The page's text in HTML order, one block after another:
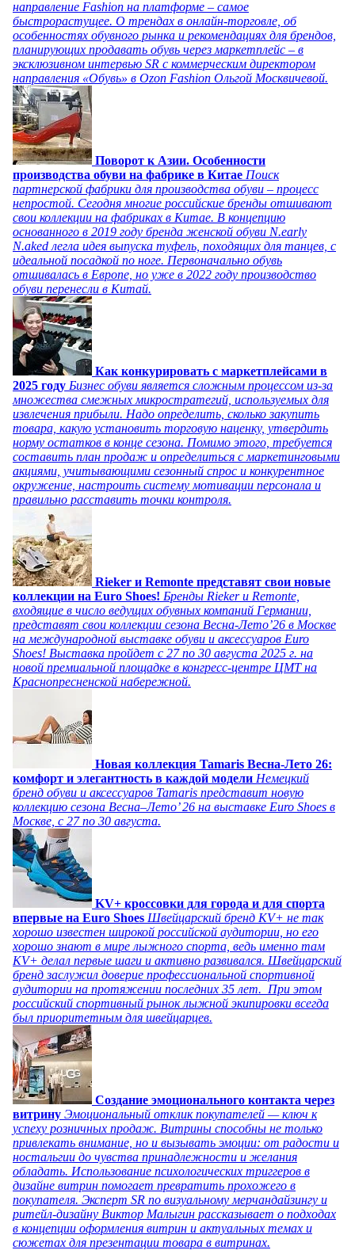
направление Fashion на платформе – самое
быстрорастущее. О трендах в онлайн-торговле, об
особенностях обувного рынка и рекомендациях для брендов,
планирующих продавать обувь через маркетплейс – в
эксклюзивном интервью SR с коммерческим директором
направления «Обувь» в Ozon Fashion Ольгой Москвичевой.
Поворот к Азии. Особенности
производства обуви на фабрике в Китае Поиск
партнерской фабрики для производства обуви – процесс
непростой. Сегодня многие российские бренды отшивают
свои коллекции на фабриках в Китае. В концепцию
основанного в 2019 году бренда женской обуви N.early
N.aked легла идея выпуска туфель, походящих для танцев, с
идеальной посадкой по ноге. Первоначально обувь
отшивалась в Европе, но уже в 2022 году производство
обуви перенесли в Китай.
Как конкурировать с маркетплейсами в
2025 году Бизнес обуви является сложным процессом из-за
множества смежных микростратегий, используемых для
извлечения прибыли. Надо определить, сколько закупить
товара, какую установить торговую наценку, утвердить
норму остатков в конце сезона. Помимо этого, требуется
составить план продаж и определиться с маркетинговыми
акциями, учитывающими сезонный спрос и конкурентное
окружение, настроить систему мотивации персонала и
правильно расставить точки контроля.
Rieker и Remonte представят свои новые
коллекции на Euro Shoes! Бренды Rieker и Remonte,
входящие в число ведущих обувных компаний Германии,
представят свои коллекции сезона Весна-Лето’26 в Москве
на международной выставке обуви и аксессуаров Euro
Shoes! Выставка пройдет c 27 по 30 августа 2025 г. на
новой премиальной площадке в конгресс-центре ЦМТ на
Краснопресненской набережной.
Новая коллекция Tamaris Весна-Лето 26:
комфорт и элегантность в каждой модели Немецкий
бренд обуви и аксессуаров Tamaris представит новую
коллекцию сезона Весна–Лето’ 26 на выставке Euro Shoes в
Москве, с 27 по 30 августа.
KV+ кроссовки для города и для спорта
впервые на Euro Shoes Швейцарский бренд KV+ не так
хорошо известен широкой российской аудитории, но его
хорошо знают в мире лыжного спорта, ведь именно там
KV+ делал первые шаги и активно развивался. Швейцарский
бренд заслужил доверие профессиональной спортивной
аудитории на протяжении последних 35 лет. При этом
российский спортивный рынок лыжной экипировки всегда
был приоритетным для швейцарцев.
Создание эмоционального контакта через
витрину Эмоциональный отклик покупателей — ключ к
успеху розничных продаж. Витрины способны не только
привлекать внимание, но и вызывать эмоции: от радости и
ностальгии до чувства принадлежности и желания
обладать. Использование психологических триггеров в
дизайне витрин помогает превратить прохожего в
покупателя. Эксперт SR по визуальному мерчандайзингу и
ритейл-дизайну Виктор Малыгин рассказывает о подходах
в концепции оформления витрин и актуальных темах и
сюжетах для презентации товара в витринах.